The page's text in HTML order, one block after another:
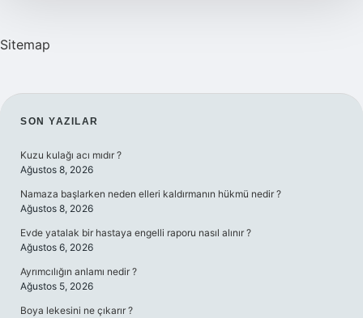
Sitemap
SIDEBAR
SON YAZILAR
Kuzu kulağı acı mıdır ?
Ağustos 8, 2026
Namaza başlarken neden elleri kaldırmanın hükmü nedir ?
Ağustos 8, 2026
Evde yatalak bir hastaya engelli raporu nasıl alınır ?
Ağustos 6, 2026
Ayrımcılığın anlamı nedir ?
Ağustos 5, 2026
Boya lekesini ne çıkarır ?